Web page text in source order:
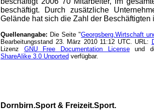
beschäftigt. Durch zusätzliche
Gelände hat sich die Zahl der
Quellenangabe: Die Seite "Georgsberg.Wirtschaft
Bearbeitungsstand 23. März 2010 11:12 UTC. URL:
Lizenz GNU Free Documentation Licenseund
ShareAlike 3.0 Unported verfügbar.
Dornbirn.Sport & Freizeit.Sport.